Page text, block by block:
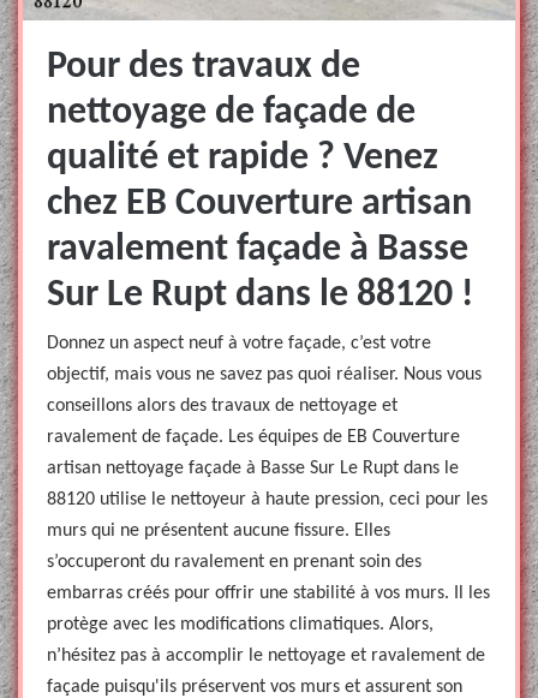
Pour des travaux de
nettoyage de façade de
qualité et rapide ? Venez
chez EB Couverture artisan
ravalement façade à Basse
Sur Le Rupt dans le 88120 !
Donnez un aspect neuf à votre façade, c’est votre
objectif, mais vous ne savez pas quoi réaliser. Nous vous
conseillons alors des travaux de nettoyage et
ravalement de façade. Les équipes de EB Couverture
artisan nettoyage façade à Basse Sur Le Rupt dans le
88120 utilise le nettoyeur à haute pression, ceci pour les
murs qui ne présentent aucune fissure. Elles
s’occuperont du ravalement en prenant soin des
embarras créés pour offrir une stabilité à vos murs. Il les
protège avec les modifications climatiques. Alors,
n’hésitez pas à accomplir le nettoyage et ravalement de
façade puisqu'ils préservent vos murs et assurent son